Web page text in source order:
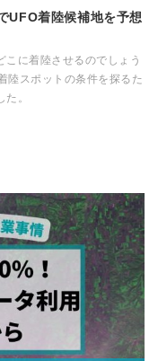
UFO着陸候補地を予想
こに着陸させるのでしょう
陸スポットの条件を探るた
。